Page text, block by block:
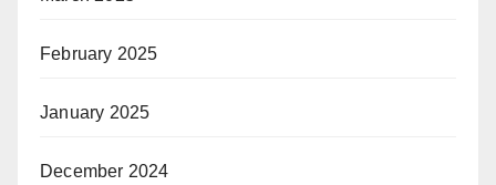
February 2025
January 2025
December 2024